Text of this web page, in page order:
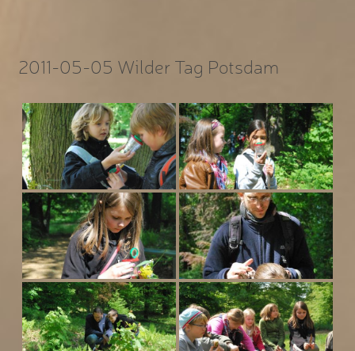
2011-05-05 Wilder Tag Potsdam